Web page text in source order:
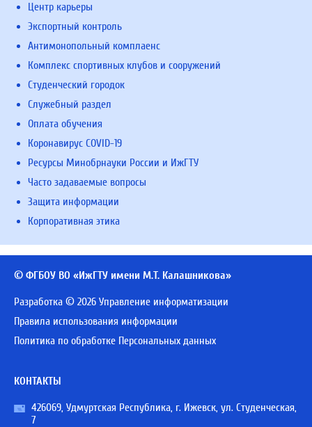
Центр карьеры
Экспортный контроль
Антимонопольный комплаенс
Комплекс спортивных клубов и сооружений
Студенческий городок
Служебный раздел
Оплата обучения
Коронавирус COVID-19
Ресурсы Минобрнауки России и ИжГТУ
Часто задаваемые вопросы
Защита информации
Корпоративная этика
© ФГБОУ ВО «ИжГТУ имени М.Т. Калашникова»
Разработка © 2026 Управление информатизации
Правила использования информации
Политика по обработке Персональных данных
КОНТАКТЫ
426069, Удмуртская Республика, г. Ижевск, ул. Студенческая,
7